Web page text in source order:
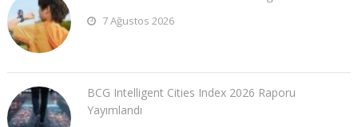
7 Ağustos 2026
BCG Intelligent Cities Index 2026 Raporu
Yayımlandı